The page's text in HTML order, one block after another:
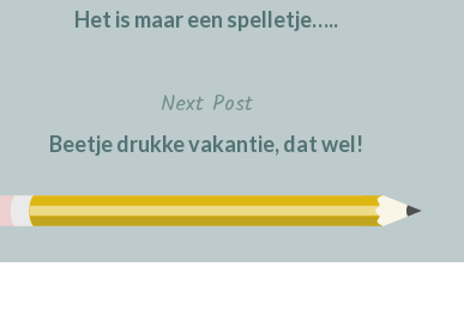
Het is maar een spelletje…..
Next Post
Beetje drukke vakantie, dat wel!